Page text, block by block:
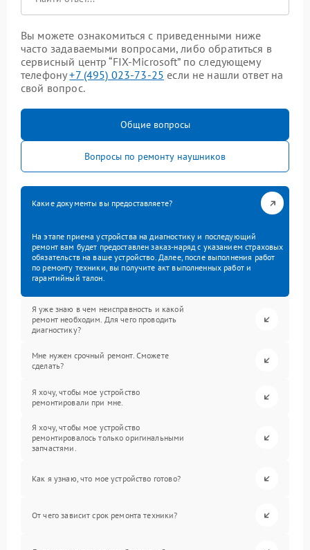
Вы можете ознакомиться с приведенными ниже
часто задаваемыми вопросами, либо обратиться в
сервисный центр “FIX-Microsoft” по следующему
телефону+7 (495) 023-73-25 если не нашли ответ на
свой вопрос.
Общие вопросы
Вопросы по ремонту наушников
Какие документы вы предоставляете?
На этапе приема устройства на диагностику и последующий
ремонт вам будет предоставлен заказ-наряд с указанием страховых
обязательств на ваше устройство. Далее, после выполнения работ
по ремонту техники, вы получите акт выполненных работ и
гарантийный талон.
Я уже знаю в чем неисправность и какой
ремонт необходим. Для чего проводить
диагностику?
Мне нужен срочный ремонт. Сможете
сделать?
Я хочу, чтобы мое устройство
ремонтировали при мне.
Я хочу, чтобы мое устройство
ремонтировалось только оригинальными
запчастями.
Как я узнаю, что мое устройство готово?
От чего зависит срок ремонта техники?